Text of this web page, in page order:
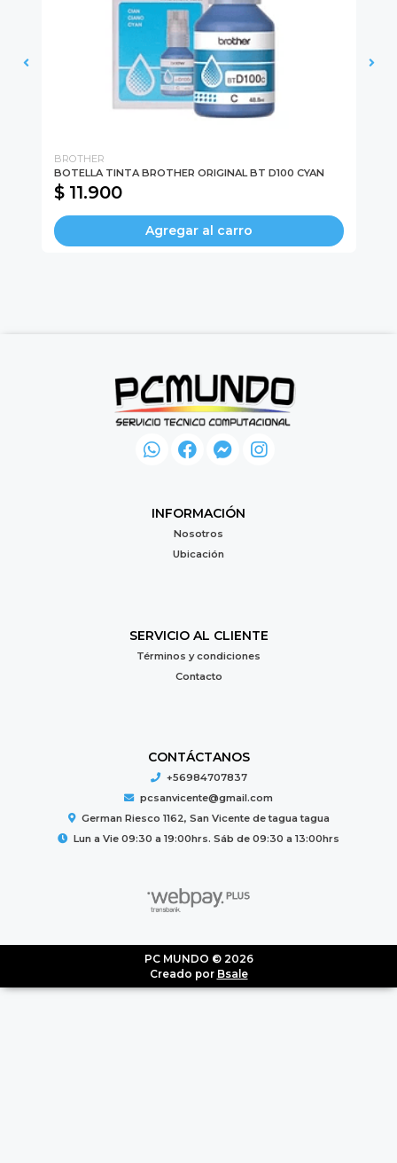
BROTHER
BOTELLA TINTA BROTHER ORIGINAL BT D100 CYAN
$ 11.900
Agregar al carro
INFORMACIÓN
Nosotros
Ubicación
SERVICIO AL CLIENTE
Términos y condiciones
Contacto
CONTÁCTANOS
+56984707837
pcsanvicente@gmail.com
German Riesco 1162, San Vicente de tagua tagua
Lun a Vie 09:30 a 19:00hrs. Sáb de 09:30 a 13:00hrs
PC MUNDO © 2026
Creado por Bsale